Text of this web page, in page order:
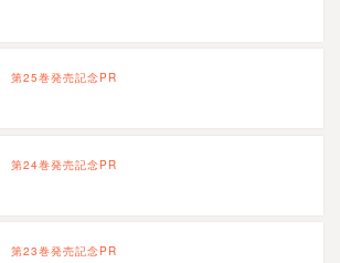
第25巻発売記念PR
第24巻発売記念PR
第23巻発売記念PR